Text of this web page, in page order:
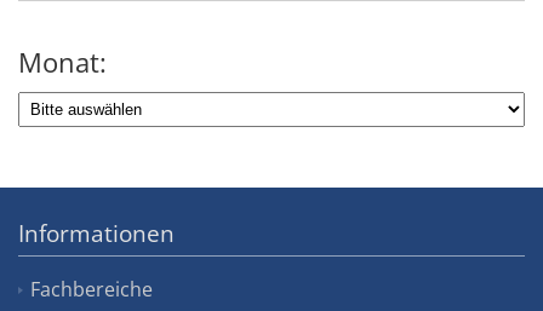
Monat:
Informationen
Fachbereiche